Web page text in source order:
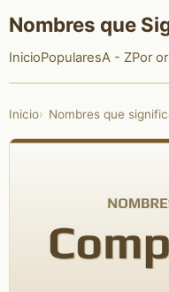
Nombres que
InicioPopularesA - ZPor
Inicio Nombres que